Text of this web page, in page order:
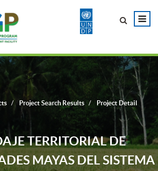
Project Search Results Project Detail
TERRITORIAL DE
MAYAS DEL SISTEMA